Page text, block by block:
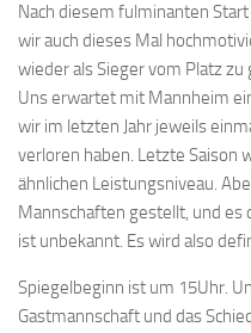
Nach diesem fulminanten
wir auch dieses Mal
wieder als Sieger vom Platz zu
Uns erwartet mit Mannheim
wir im letzten Jahr jeweils
verloren haben. Letzte Saison
ähnlichen Leistungsniveau.
Mannschaften gestellt, und es
ist unbekannt. Es wird also
Spiegelbeginn ist um 15Uhr.
Gastmannschaft und das